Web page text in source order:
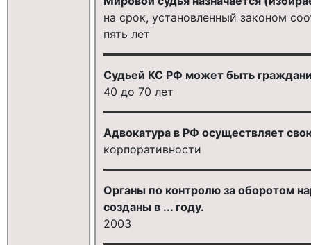
на срок, установленный законом
пять лет
Судьей КС РФ может быть
40 до 70 лет
Адвокатура в РФ осуществляет
корпоративности
Органы по контролю за оборотом
созданы в ... году.
2003